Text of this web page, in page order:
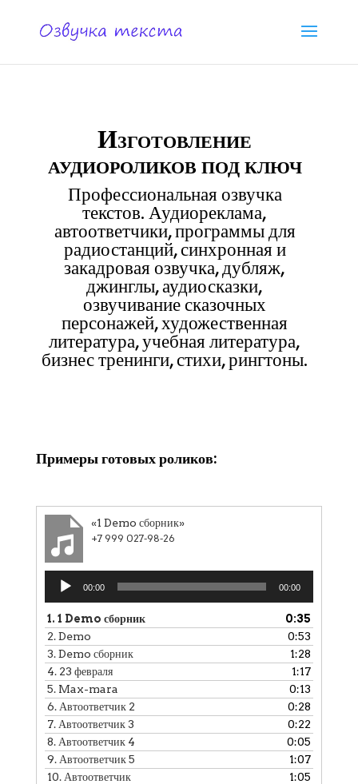
Изготовление
аудиороликов под ключ
Профессиональная озвучка
текстов. Аудиореклама,
автоответчики, программы для
радиостанций, синхронная и
закадровая озвучка, дубляж,
джинглы, аудиосказки,
озвучивание сказочных
персонажей, художественная
литература, учебная литература,
бизнес тренинги, стихи, рингтоны.
Примеры готовых роликов:
«1 Demo сборник»
+7 999 027-98-26
Аудиоплеер
00:00 00:00
1. 1 Demo сборник
0:35
2.Demo
0:53
3.Demo сборник
1:28
4. 23 февраля
1:17
5. Max-mara
0:13
6. Автоответчик 2
0:28
7. Автоответчик 3
0:22
8. Автоответчик 4
0:05
9. Автоответчик 5
1:07
10. Автоответчик
1:05